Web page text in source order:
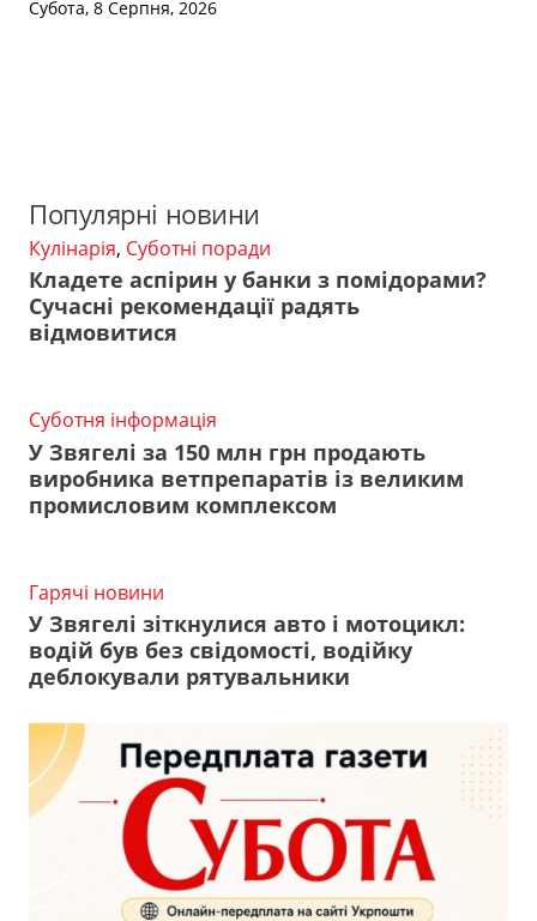
Субота, 8 Серпня, 2026
Популярні новини
Кулінарія, Суботні поради
Кладете аспірин у банки з помідорами?
Сучасні рекомендації радять
відмовитися
Суботня інформація
У Звягелі за 150 млн грн продають
виробника ветпрепаратів із великим
промисловим комплексом
Гарячі новини
У Звягелі зіткнулися авто і мотоцикл:
водій був без свідомості, водійку
деблокували рятувальники